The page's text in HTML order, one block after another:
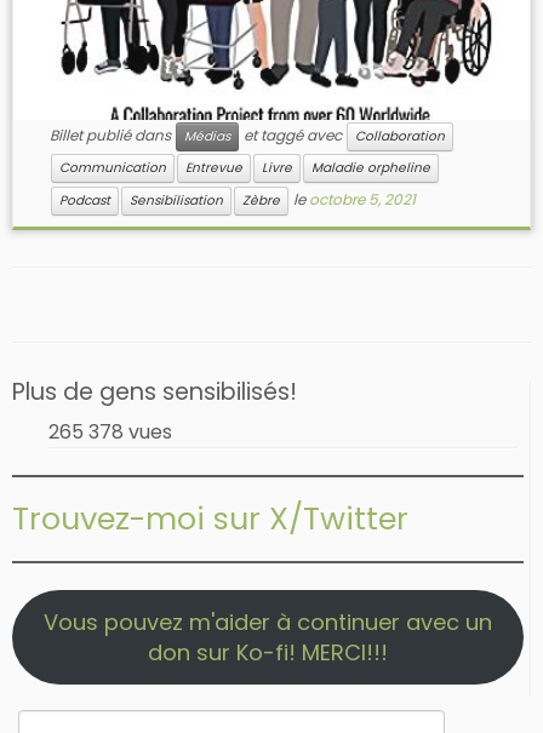
Billet publié dans Médias et taggé avec
Collaboration
Communication
Entrevue Livre
Maladie orpheline
Podcast
Sensibilisation Zèbre leoctobre 5, 2021
Plus de gens sensibilisés!
265 378 vues
Trouvez-moi sur X/Twitter
Vous pouvez m'aider à continuer avec un
don sur Ko-fi! MERCI!!!